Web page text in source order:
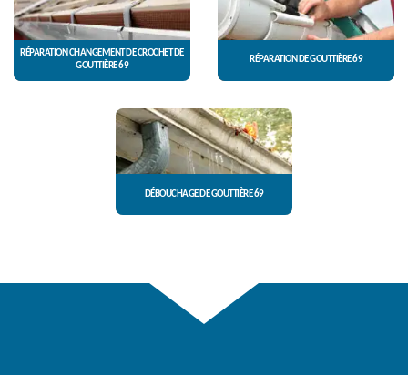
RÉPARATION CHANGEMENT DE CROCHET DE
GOUTTIÈRE 69
RÉPARATION DE GOUTTIÈRE 69
DÉBOUCHAGE DE GOUTTIÈRE 69